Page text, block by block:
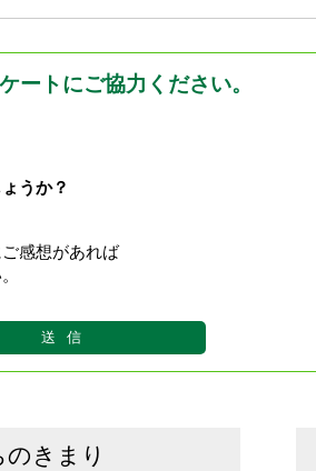
ートにご協力ください。
うか？
感想があれば
のきまり